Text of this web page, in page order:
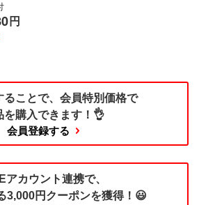
円
ことで、 会員特別価格で
を購入できます！👌
会員登録する
アカウント連携で、
3,000円クーポンを獲得！😃